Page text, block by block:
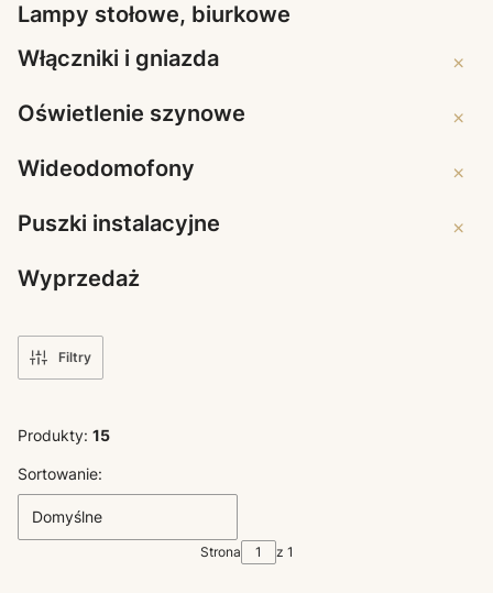
Lampy stołowe, biurkowe
Włączniki i gniazda
Oświetlenie szynowe
Wideodomofony
Puszki instalacyjne
Wyprzedaż
Filtry
Produkty: 15
Lista produktów
Sortowanie:
Domyślne
Strona z 1